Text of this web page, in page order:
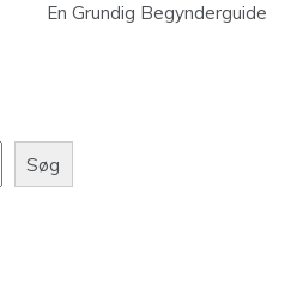
En Grundig Begynderguide
Søg